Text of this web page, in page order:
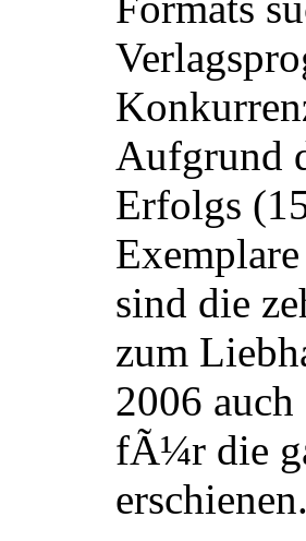
Aufgrund
Erfolgs
sind die
zum
2006
fÃ¼r die